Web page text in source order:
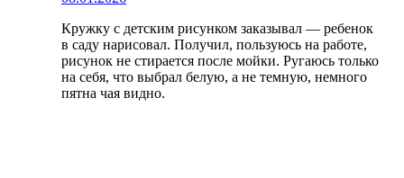
Кружку с детским рисунком заказывал — ребенок
в саду нарисовал. Получил, пользуюсь на работе,
рисунок не стирается после мойки. Ругаюсь только
на себя, что выбрал белую, а не темную, немного
пятна чая видно.